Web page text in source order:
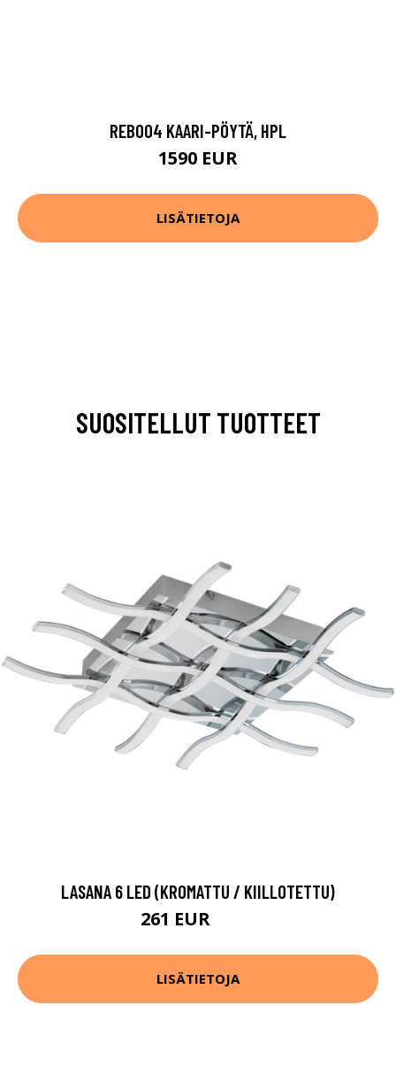
REB004 KAARI-PÖYTÄ, HPL
1590 EUR
LISÄTIETOJA
SUOSITELLUT TUOTTEET
LASANA 6 LED (KROMATTU / KIILLOTETTU)
261 EUR
LISÄTIETOJA